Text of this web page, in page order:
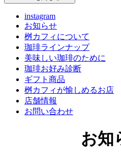
instagram
お知らせ
桝カフィについて
珈琲ラインナップ
美味しい珈琲のために
珈琲お好み診断
ギフト商品
桝カフィが愉しめるお店
店舗情報
お問い合わせ
お知